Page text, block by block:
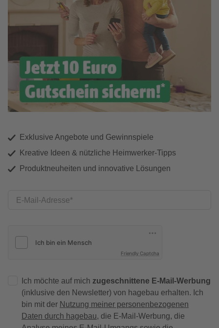
Exklusive Angebote und Gewinnspiele
Kreative Ideen & nützliche Heimwerker-Tipps
Produktneuheiten und innovative Lösungen
E-Mail-Adresse
Friendly Captcha
Ich möchte auf mich zugeschnittene E-Mail-Werbung
(inklusive den Newsletter) von hagebau erhalten. Ich
bin mit der Nutzung meiner personenbezogenen
Daten durch hagebau, die E-Mail-Werbung, die